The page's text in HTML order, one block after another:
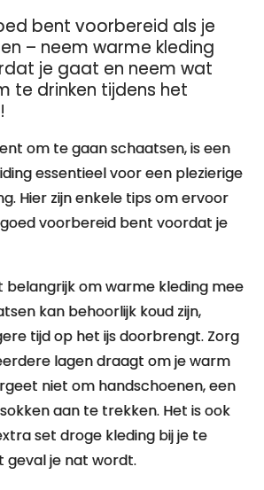
bent voorbereid als je
– neem warme kleding
je gaat en neem wat
te drinken tijdens het
om te gaan schaatsen, is een
essentieel voor een plezierige
Hier zijn enkele tips om ervoor
voorbereid bent voordat je
belangrijk om warme kleding mee
kan behoorlijk koud zijn,
tijd op het ijs doorbrengt. Zorg
lagen draagt om je warm
niet om handschoenen, een
aan te trekken. Het is ook
set droge kleding bij je te
geval je nat wordt.